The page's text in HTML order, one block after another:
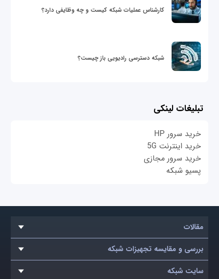
کارشناس عملیات شبکه کیست و چه وظایفی دارد؟
شبکه دسترسی رادیویی باز چیست؟
تبلیغات لینکی
خرید سرور HP
خرید اینترنت 5G
خرید سرور مجازی
پسیو شبکه
مقالات
بررسی و مقایسه تجهیزات شبکه
سایت شبکه